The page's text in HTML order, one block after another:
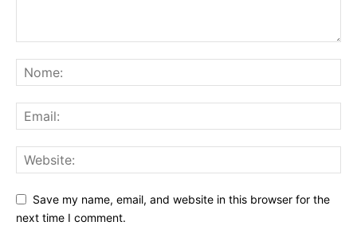
Save my name, email, and website in this browser for the
next time I comment.